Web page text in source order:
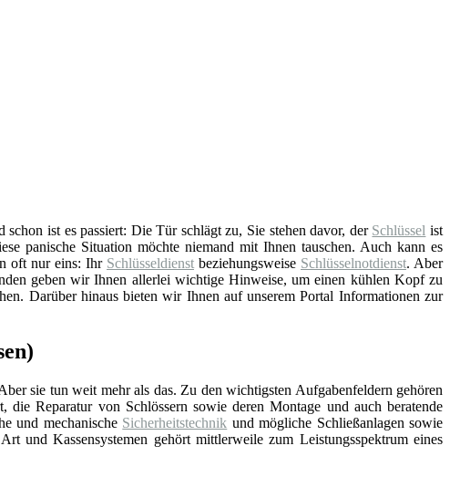
ist es passiert: Die Tür schlägt zu, Sie stehen davor, der Schlüssel ist
panische Situation möchte niemand mit Ihnen tauschen. Auch kann es
oft nur eins: Ihr Schlüsseldienst beziehungsweise Schlüsselnotdienst. Aber
geben wir Ihnen allerlei wichtige Hinweise, um einen kühlen Kopf zu
Darüber hinaus bieten wir Ihnen auf unserem Portal Informationen zur
sie tun weit mehr als das. Zu den wichtigsten Aufgabenfeldern gehören
Reparatur von Schlössern sowie deren Montage und auch beratende
und mechanische Sicherheitstechnik und mögliche Schließanlagen sowie
und Kassensystemen gehört mittlerweile zum Leistungsspektrum eines